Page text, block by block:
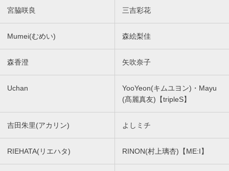
宮脇咲良 三吉彩花
Mumei(むめい) 森絵梨佳
森香澄 矢吹奈子
Uchan
YooYeon(キムユヨン)・Mayu
(髙麗真友)【tripleS】
吉田朱里(アカリン) よしミチ
RIEHATA(リエハタ) RINON(村上璃杏)【ME:I】